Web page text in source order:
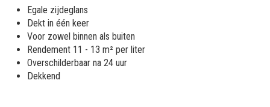
Egale zijdeglans
Dekt in één keer
Voor zowel binnen als buiten
Rendement 11 - 13 m² per liter
Overschilderbaar na 24 uur
Dekkend